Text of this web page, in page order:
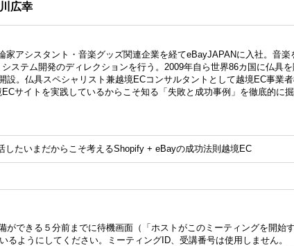
広幸
家アシスタント・音楽グッズ関連企業を経てeBayJAPANに入社。音楽
ステム開発のディレクションを行う。2009年自ら世界86カ国に仏具
設。仏具スペシャリスト兼越境ECコンサルタントとして越境EC事業
サイトを実践しているからこそ知る「失敗と成功事例」を徹底的に
したいまだからこそ考えるShopify + eBayの成功法則越境EC
ができる５分前までに待機画面（「ホストがこのミーティングを開始
るようにしてください。ミーティングID、受講番号は使用しません。